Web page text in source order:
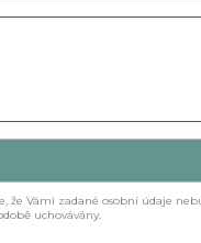
že Vámi zadané osobní údaje
uchovávány.